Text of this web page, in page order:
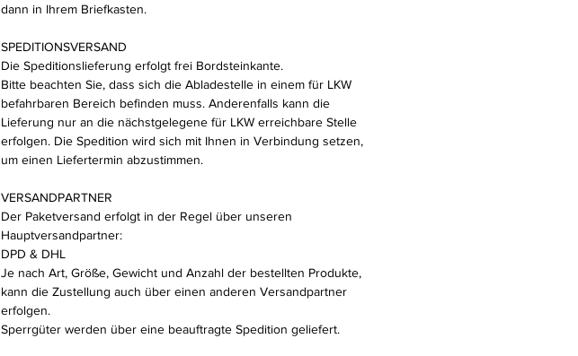
dann in Ihrem Briefkasten.
SPEDITIONSVERSAND
Die Speditionslieferung erfolgt frei Bordsteinkante.
Bitte beachten Sie, dass sich die Abladestelle in einem für LKW
befahrbaren Bereich befinden muss. Anderenfalls kann die
Lieferung nur an die nächstgelegene für LKW erreichbare Stelle
erfolgen. Die Spedition wird sich mit Ihnen in Verbindung setzen,
um einen Liefertermin abzustimmen.
VERSANDPARTNER
Der Paketversand erfolgt in der Regel über unseren
Hauptversandpartner:
DPD & DHL
Je nach Art, Größe, Gewicht und Anzahl der bestellten Produkte,
kann die Zustellung auch über einen anderen Versandpartner
erfolgen.
Sperrgüter werden über eine beauftragte Spedition geliefert.